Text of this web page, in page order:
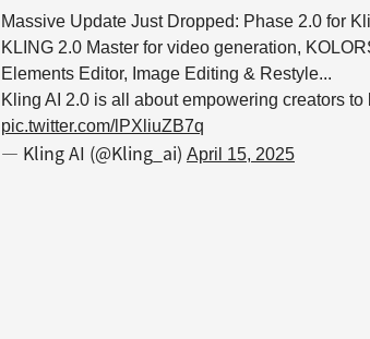
Massive Update Just Dropped: Phase 2.0 for
KLING 2.0 Master for video generation,
Elements Editor, Image Editing & Restyle...
Kling AI 2.0 is all about empowering creators
pic.twitter.com/lPXliuZB7q
— Kling AI (@Kling_ai) April 15, 2025